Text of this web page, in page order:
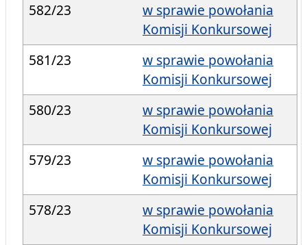
582/23
w sprawie powołania
Komisji Konkursowej
581/23
w sprawie powołania
Komisji Konkursowej
580/23
w sprawie powołania
Komisji Konkursowej
579/23
w sprawie powołania
Komisji Konkursowej
578/23
w sprawie powołania
Komisji Konkursowej